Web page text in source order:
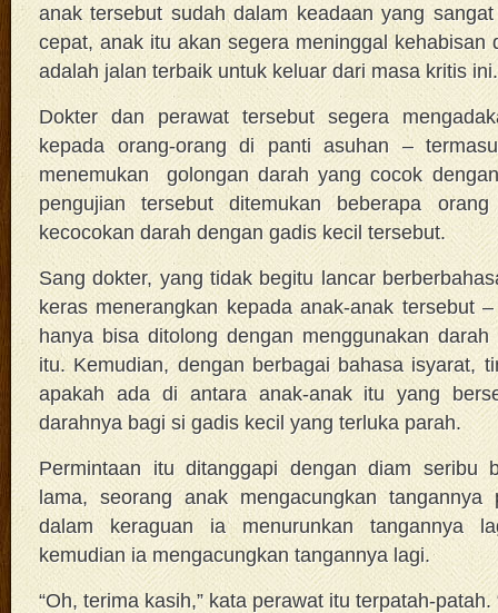
anak tersebut sudah dalam keadaan yang
cepat, anak itu akan segera meninggal kehabisan
adalah jalan terbaik untuk keluar dari masa kritis ini.
Dokter dan perawat tersebut segera
kepada orang-orang di panti asuhan –
menemukan golongan darah yang cocok
pengujian tersebut ditemukan beberapa
kecocokan darah dengan gadis kecil tersebut.
Sang dokter, yang tidak begitu lancar
keras menerangkan kepada anak-anak tersebut
hanya bisa ditolong dengan menggunakan
itu. Kemudian, dengan berbagai bahasa isyarat,
apakah ada di antara anak-anak itu yang
darahnya bagi si gadis kecil yang terluka parah.
Permintaan itu ditanggapi dengan diam seribu
lama, seorang anak mengacungkan tangannya
dalam keraguan ia menurunkan tangannya
kemudian ia mengacungkan tangannya lagi.
“Oh, terima kasih,” kata perawat itu terpatah-patah.